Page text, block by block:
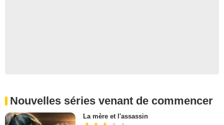
Nouvelles séries venant de commencer
La mère et l'assassin